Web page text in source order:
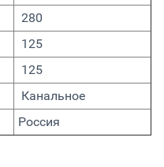
280
125
125
Канальное
Россия